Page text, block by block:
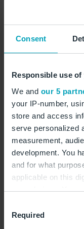
Consent
Responsible use
We and our 5
your IP-number,
store and access
serve personalized
measurement,
development. You
and for what
applicable on this
your choices. You
the Privacy trigger
Selection
Required
Das imposante
spektakuläre
Mittelmeer. ©
Alicante ist das
Costa Blanca, die
weißen